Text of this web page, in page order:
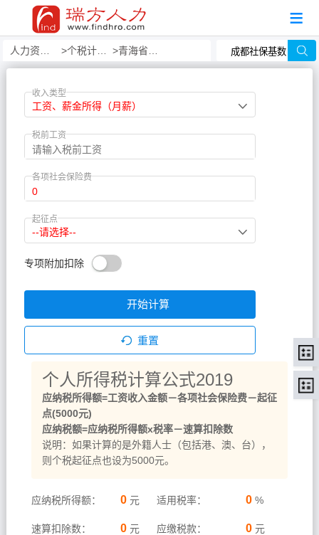
个税计算器 青海省个税计算器
收入类型
工资、薪金所得（月薪）
税前工资
各项社会保险费
起征点
--请选择--
专项附加扣除
开始计算
重置
个人所得税计算公式2019
应纳税所得额=工资收入金额－各项社会保险费－起征
点(5000元)
应纳税额=应纳税所得额x税率－速算扣除数
说明：如果计算的是外籍人士（包括港、澳、台），
则个税起征点也设为5000元。
应纳税所得额： 0元 适用税率： 0 %
速算扣除数： 0元 应缴税款： 0 元